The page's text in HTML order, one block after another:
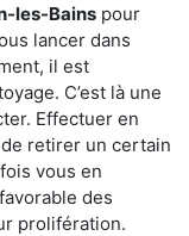
les-Bains pour
lancer dans
il est
C’est là une
Effectuer en
retirer un certain
vous en
des
prolifération.